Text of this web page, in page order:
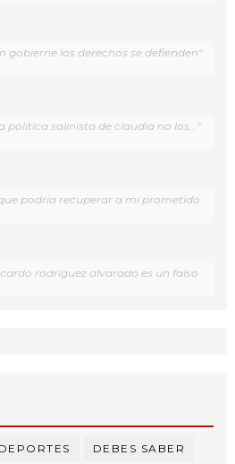
gobierne los derechos se defienden"
política salinista de claudia no los..."
podría recuperar a mi prometido
rodríguez alvarado es un falso
DEBES SABER